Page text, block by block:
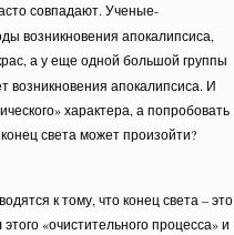
совпадают. Ученые-
возникновения апокалипсиса,
а у еще одной большой группы
возникновения апокалипсиса. И
характера, а попробовать
света может произойти?
к тому, что конец света – это
«очистительного процесса» и